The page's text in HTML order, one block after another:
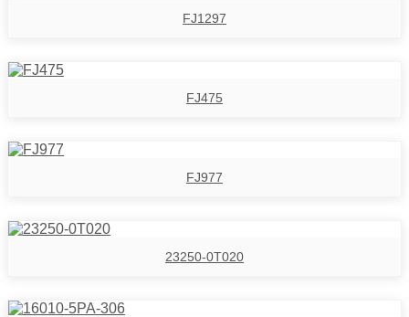
FJ1297
FJ475
FJ977
23250-0T020